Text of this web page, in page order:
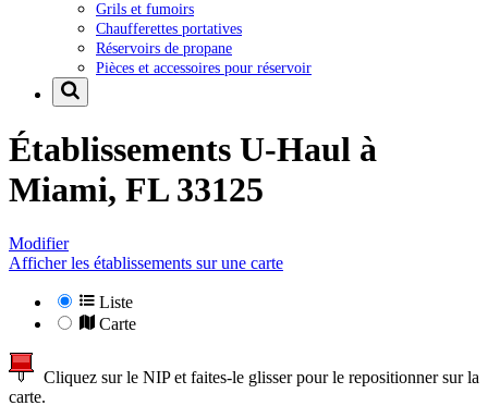
Grils et fumoirs
Chaufferettes portatives
Réservoirs de propane
Pièces et accessoires pour réservoir
Établissements U-Haul à
Miami, FL 33125
Modifier
Afficher les établissements sur une carte
Liste
Carte
Cliquez sur le NIP et faites-le glisser pour le repositionner sur la
carte.